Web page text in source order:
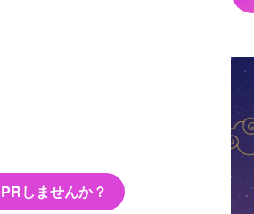
しませんか？